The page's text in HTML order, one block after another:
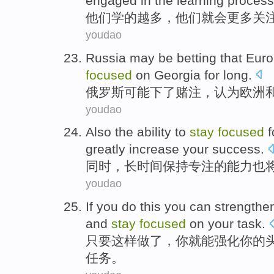
他们学的越多 ，他们就会更多关
youdao
Russia may be betting that
focused on Georgia for long
俄罗斯可能下了赌注 ，认为欧洲
youdao
Also the ability to stay focused
greatly increase your success.
同时 ， 长时间保持专注的能力也
youdao
If you do this you can
and stay focused on your task.
只要这样做了， 你就能强化你的
任务。